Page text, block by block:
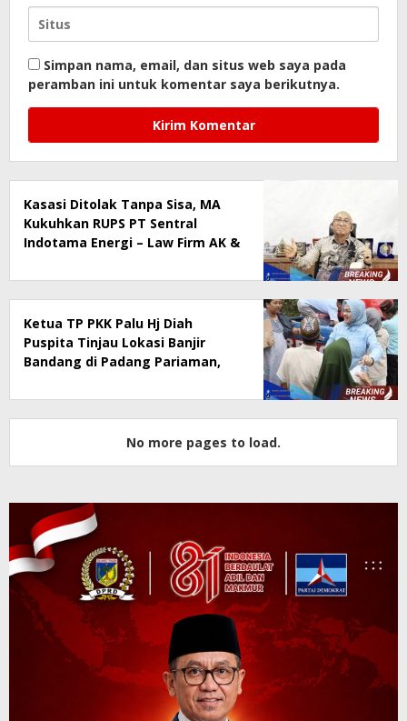
Simpan nama, email, dan situs web saya pada
peramban ini untuk komentar saya berikutnya.
Kasasi Ditolak Tanpa Sisa, MA
Kukuhkan RUPS PT Sentral
Indotama Energi – Law Firm AK &
Resmi
Ketua TP PKK Palu Hj Diah
Puspita Tinjau Lokasi Banjir
Bandang di Padang Pariaman,
Penyerahan Rp300 Juta dari
Pemkot Palu
No more pages to load.